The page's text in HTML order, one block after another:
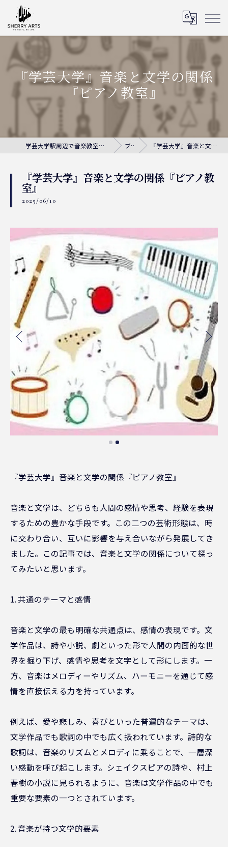
『学芸大学』音楽と文学の関係
『ピアノ教室』
学芸大学駅周辺で音楽教室ならシェリー・アーツ音楽教室 ブログ 『学芸大学』音楽と文学の関係『ピアノ教室』
『学芸大学』音楽と文学の関係『ピアノ教
室』
2025/06/10
『学芸大学』音楽と文学の関係『ピアノ教室』
音楽と文学は、どちらも人間の感情や思考、経験を表現
するための豊かな手段です。この二つの芸術形態は、時
に交わり合い、互いに影響を与え合いながら発展してき
ました。この記事では、音楽と文学の関係について探っ
てみたいと思います。
1. 共通のテーマと感情
音楽と文学の最も明確な共通点は、感情の表現です。文
学作品は、詩や小説、劇といった形で人間の内面的な世
界を掘り下げ、感情や思考を文字として形にします。一
方、音楽はメロディーやリズム、ハーモニーを通じて感
情を直接伝える力を持っています。
例えば、愛や悲しみ、喜びといった普遍的なテーマは、
文学作品でも歌詞の中でも広く扱われています。詩的な
歌詞は、音楽のリズムとメロディに乗ることで、一層深
い感動を呼び起こします。シェイクスピアの詩や、村上
春樹の小説に見られるように、音楽は文学作品の中でも
重要な要素の一つとされています。
2. 音楽が持つ文学的要素